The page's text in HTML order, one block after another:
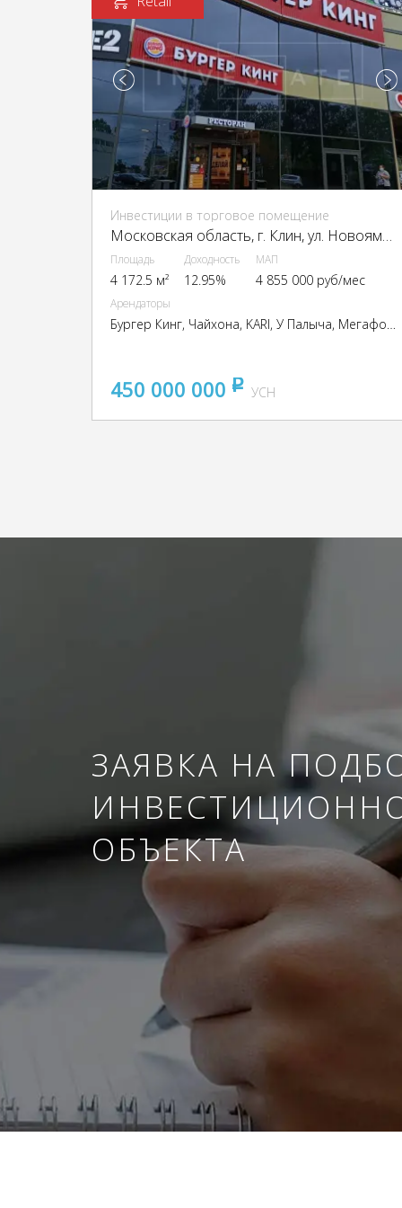
Инвестиции в торговое помещение
Московская область, г. Клин, ул. Новоямская, д. 32
Площадь
4 172.5 м²
Доходность
12.95%
МАП
4 855 000 руб/мес
Арендаторы
Бургер Кинг, Чайхона, KARI, У Палыча, Мегафон, СДМ-банк и др.
450 000 000 pуб
УСН
ЗАЯВКА НА
ОБЪЕКТА